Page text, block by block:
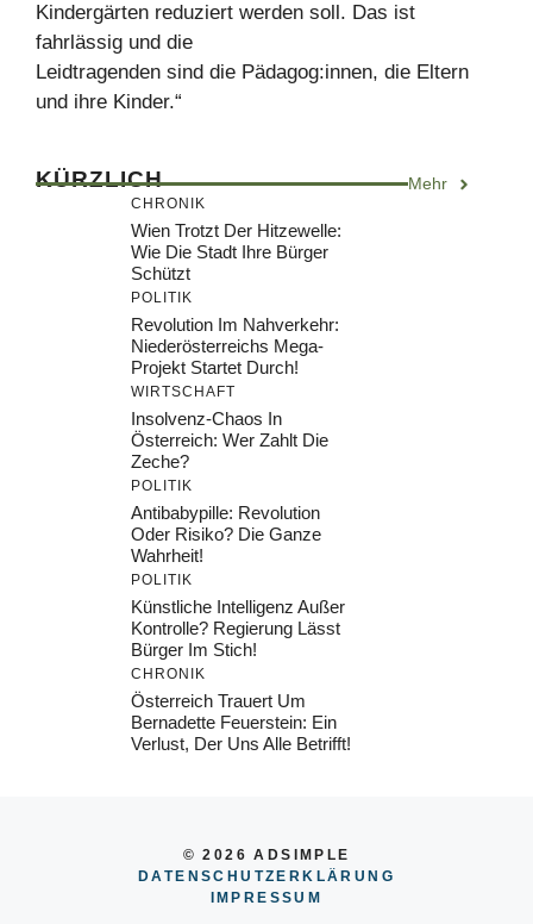
Kindergärten reduziert werden soll. Das ist
fahrlässig und die
Leidtragenden sind die Pädagog:innen, die Eltern
und ihre Kinder.“
KÜRZLICH Mehr
CHRONIK
Wien Trotzt Der Hitzewelle:
Wie Die Stadt Ihre Bürger
Schützt
POLITIK
Revolution Im Nahverkehr:
Niederösterreichs Mega-
Projekt Startet Durch!
WIRTSCHAFT
Insolvenz-Chaos In
Österreich: Wer Zahlt Die
Zeche?
POLITIK
Antibabypille: Revolution
Oder Risiko? Die Ganze
Wahrheit!
POLITIK
Künstliche Intelligenz Außer
Kontrolle? Regierung Lässt
Bürger Im Stich!
CHRONIK
Österreich Trauert Um
Bernadette Feuerstein: Ein
Verlust, Der Uns Alle Betrifft!
© 2026 ADSIMPLE
DATENSCHUTZERKLÄRUNG
IMPRESSU M